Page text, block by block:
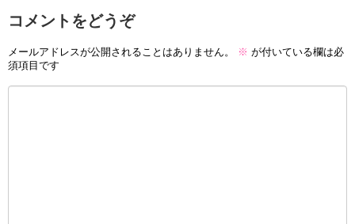
コメントをどうぞ
メールアドレスが公開されることはありません。 ※ が付いている欄は必
須項目です